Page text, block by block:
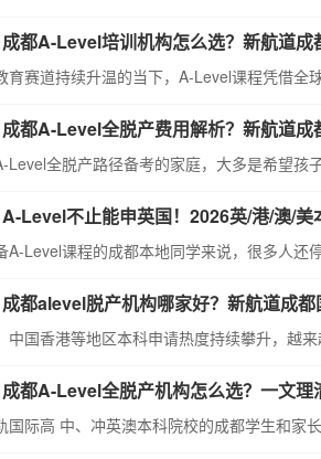
成都A-Level培训机构怎么选？新航道
成都A-Level全脱产费用解析？新航道成
A-Level不止能申英国！2026英/港/澳/美
成都alevel脱产机构哪家好？新航道成
成都A-Level全脱产机构怎么选？一文理